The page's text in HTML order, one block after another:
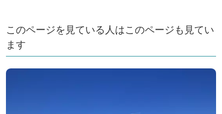
このページを見ている人はこのページも見てい
ます